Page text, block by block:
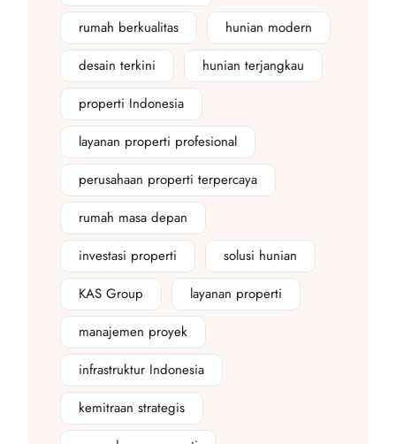
rumah berkualitas
hunian modern
desain terkini
hunian terjangkau
properti Indonesia
layanan properti profesional
perusahaan properti terpercaya
rumah masa depan
investasi properti
solusi hunian
KAS Group
layanan properti
manajemen proyek
infrastruktur Indonesia
kemitraan strategis